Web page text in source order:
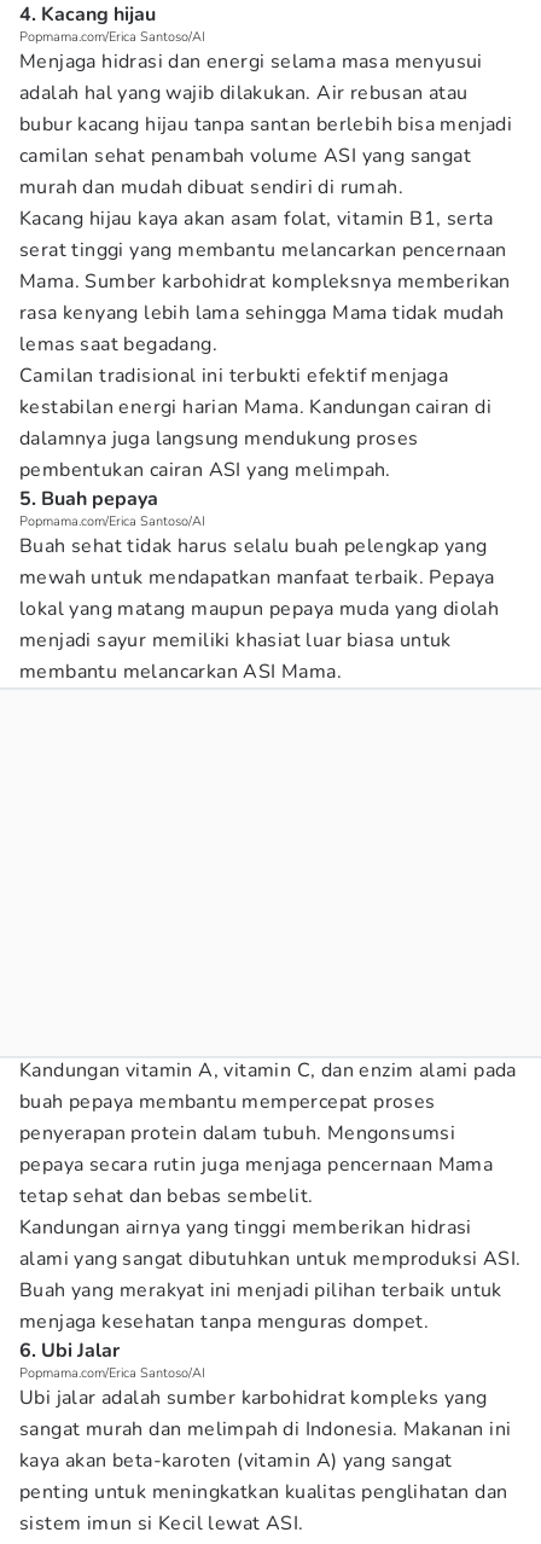
4. Kacang hijau
Popmama.com/Erica Santoso/AI
Menjaga hidrasi dan energi selama masa menyusui
adalah hal yang wajib dilakukan. Air rebusan atau
bubur kacang hijau tanpa santan berlebih bisa menjadi
camilan sehat penambah volume ASI yang sangat
murah dan mudah dibuat sendiri di rumah.
Kacang hijau kaya akan asam folat, vitamin B1, serta
serat tinggi yang membantu melancarkan pencernaan
Mama. Sumber karbohidrat kompleksnya memberikan
rasa kenyang lebih lama sehingga Mama tidak mudah
lemas saat begadang.
Camilan tradisional ini terbukti efektif menjaga
kestabilan energi harian Mama. Kandungan cairan di
dalamnya juga langsung mendukung proses
pembentukan cairan ASI yang melimpah.
5. Buah pepaya
Popmama.com/Erica Santoso/AI
Buah sehat tidak harus selalu buah pelengkap yang
mewah untuk mendapatkan manfaat terbaik. Pepaya
lokal yang matang maupun pepaya muda yang diolah
menjadi sayur memiliki khasiat luar biasa untuk
membantu melancarkan ASI Mama.
Kandungan vitamin A, vitamin C, dan enzim alami pada
buah pepaya membantu mempercepat proses
penyerapan protein dalam tubuh. Mengonsumsi
pepaya secara rutin juga menjaga pencernaan Mama
tetap sehat dan bebas sembelit.
Kandungan airnya yang tinggi memberikan hidrasi
alami yang sangat dibutuhkan untuk memproduksi ASI.
Buah yang merakyat ini menjadi pilihan terbaik untuk
menjaga kesehatan tanpa menguras dompet.
6. Ubi Jalar
Popmama.com/Erica Santoso/AI
Ubi jalar adalah sumber karbohidrat kompleks yang
sangat murah dan melimpah di Indonesia. Makanan ini
kaya akan beta-karoten (vitamin A) yang sangat
penting untuk meningkatkan kualitas penglihatan dan
sistem imun si Kecil lewat ASI.